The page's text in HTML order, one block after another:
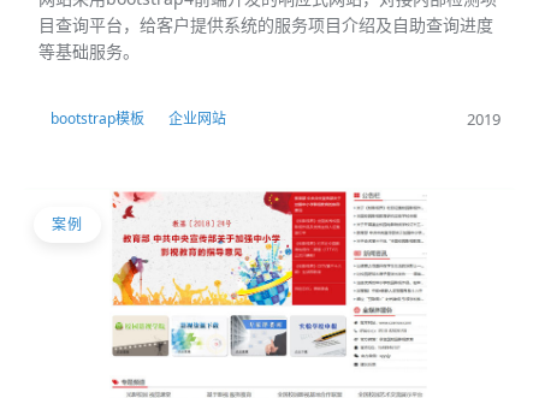
目查询平台，给客户提供系统的服务项目介绍及自助查询进度
等基础服务。​
bootstrap模板 企业网站 2019
案例